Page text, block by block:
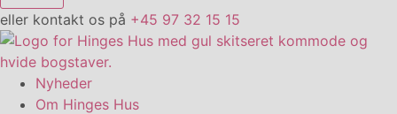
eller kontakt os på +45 97 32 15 15
Nyheder
Om Hinges Hus